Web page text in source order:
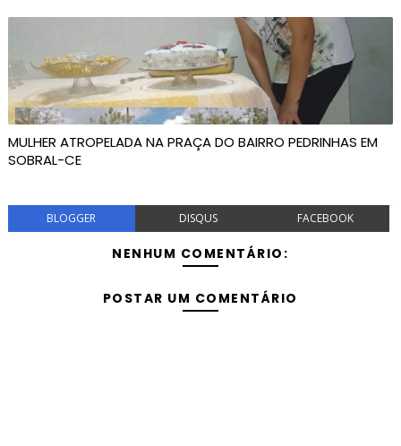
MULHER ATROPELADA NA PRAÇA DO BAIRRO PEDRINHAS EM
SOBRAL-CE
BLOGGER DISQUS FACEBOOK
NENHUM COMENTÁRIO:
POSTAR UM COMENTÁRIO